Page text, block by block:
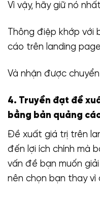
Vì vậy, hãy giữ nó
Thông điệp khớp với
cáo trên landing
Và nhận được
4. Truyền đạt đề
bằng bản quảng
Đề xuất giá trị trên
đến lợi ích chính mà
vấn đề bạn muốn
nên chọn bạn thay vì